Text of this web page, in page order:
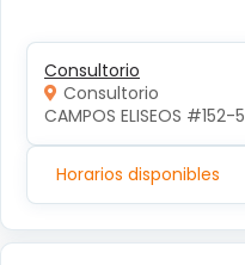
Consultorio
Consultorio
CAMPOS ELISEOS #152-
Horarios disponibles